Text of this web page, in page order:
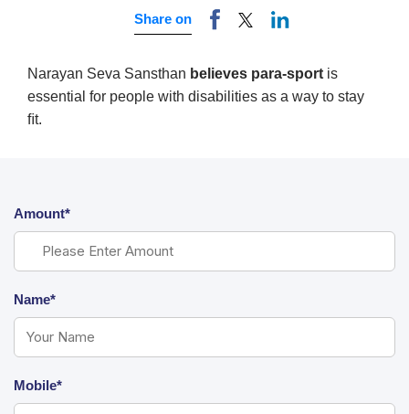
Share on
Narayan Seva Sansthan believes para-sport is
essential for people with disabilities as a way to stay
ﬁt.
Amount*
Name*
Mobile*